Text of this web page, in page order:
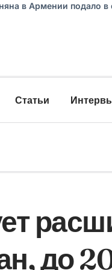
в Армении подало в
Статьи
до